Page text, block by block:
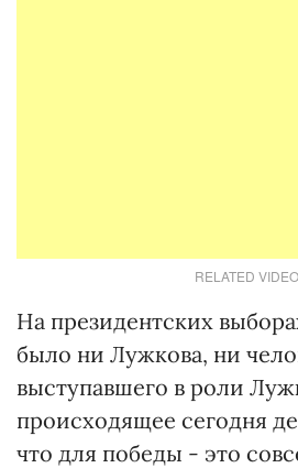
RELATED VIDEO
На президентских
было ни Лужкова, ни
выступавшего в роли
происходящее сегодня
что для победы - это